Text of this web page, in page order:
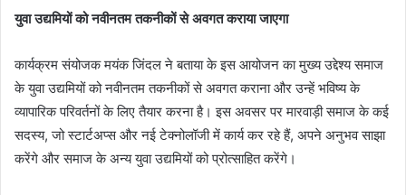
युवा उद्यमियों को नवीनतम तकनीकों से अवगत कराया जाएगा
कार्यक्रम संयोजक मयंक जिंदल ने बताया के इस आयोजन का मुख्य उद्देश्य समाज
के युवा उद्यमियों को नवीनतम तकनीकों से अवगत कराना और उन्हें भविष्य के
व्यापारिक परिवर्तनों के लिए तैयार करना है। इस अवसर पर मारवाड़ी समाज के कई
सदस्य, जो स्टार्टअप्स और नई टेक्नोलॉजी में कार्य कर रहे हैं, अपने अनुभव साझा
करेंगे और समाज के अन्य युवा उद्यमियों को प्रोत्साहित करेंगे।